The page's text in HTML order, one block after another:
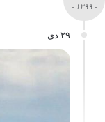
- ۱۳۹۹ -
۲۹ دی